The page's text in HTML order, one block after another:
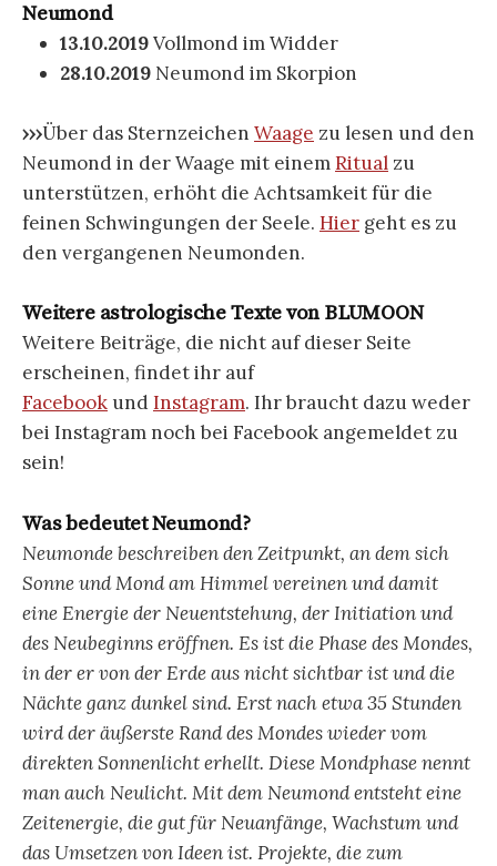
Neumond
13.10.2019Vollmond im Widder
28.10.2019 Neumond im Skorpion
›››Über das Sternzeichen Waage zu lesen und den
Neumond in der Waage mit einemRitual zu
unterstützen, erhöht die Achtsamkeit für die
feinen Schwingungen der Seele. Hier geht es zu
den vergangenen Neumonden.
Weitere astrologische Texte von BLUMOON
Weitere Beiträge, die nicht auf dieser Seite
erscheinen, findet ihr auf
Facebook undInstagram. Ihr braucht dazu weder
bei Instagram noch bei Facebook angemeldet zu
sein!
Was bedeutet Neumond?
Neumonde beschreiben den Zeitpunkt, an dem sich
Sonne und Mond am Himmel vereinen und damit
eine Energie der Neuentstehung, der Initiation und
des Neubeginns eröffnen. Es ist die Phase des Mondes,
in der er von der Erde aus nicht sichtbar ist und die
Nächte ganz dunkel sind. Erst nach etwa 35 Stunden
wird der äußerste Rand des Mondes wieder vom
direkten Sonnenlicht erhellt. Diese Mondphase nennt
man auch Neulicht. Mit dem Neumond entsteht eine
Zeitenergie, die gut für Neuanfänge, Wachstum und
das Umsetzen von Ideen ist. Projekte, die zum